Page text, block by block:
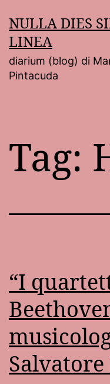
al
contenuto
NULLA DIES
LINEA
diarium (blog) di
Pintacuda
Tag:
“I